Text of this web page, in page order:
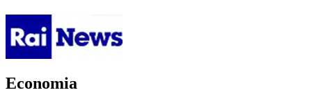
Economia